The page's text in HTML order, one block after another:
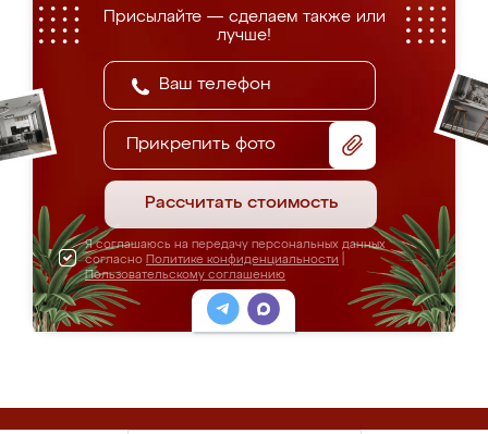
Присылайте — сделаем также или
лучше!
Прикрепить фото
Рассчитать стоимость
Я соглашаюсь на передачу персональных данных
согласно Политике конфиденциальности
Пользовательскому соглашению